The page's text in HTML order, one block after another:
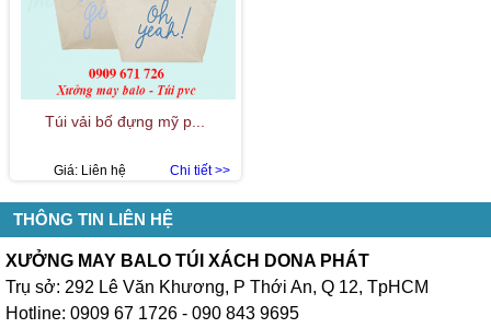
Túi vải bố đựng mỹ p...
Chi tiết >>
Giá: Liên hệ
THÔNG TIN LIÊN HỆ
XƯỞNG MAY BALO TÚI XÁCH DONA PHÁT
Trụ sở: 292 Lê Văn Khương, P Thới An, Q 12, TpHCM
Hotline: 0909 67 1726 - 090 843 9695